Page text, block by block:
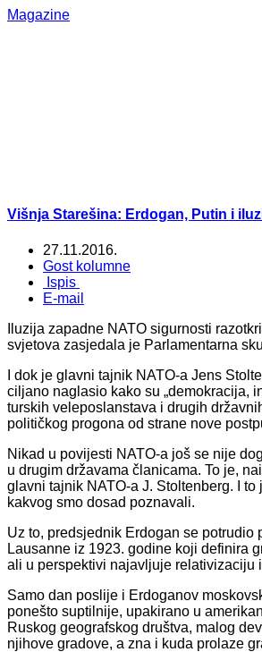
Magazine
Višnja Starešina: Erdogan, Putin i
27.11.2016.
Gost kolumne
Ispis
E-mail
Iluzija zapadne NATO sigurnosti
svjetova zasjedala je Parlamentarna
I dok je glavni tajnik NATO-a Jens
ciljano naglasio kako su „demokracija,
turskih veleposlanstava i drugih
političkog progona od strane nove
Nikad u povijesti NATO-a još se nije
u drugim državama članicama. To je,
glavni tajnik NATO-a J. Stoltenberg. I
kakvog smo dosad poznavali.
Uz to, predsjednik Erdogan se
Lausanne iz 1923. godine koji definira
ali u perspektivi najavljuje relativizaciju
Samo dan poslije i Erdoganov
ponešto suptilnije, upakirano u
Ruskog geografskog društva, malog
njihove gradove, a zna i kuda prolaze